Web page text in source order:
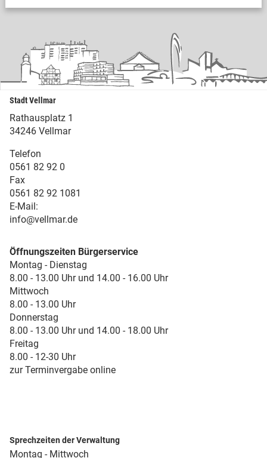
Stadt Vellmar
Rathausplatz 1
34246 Vellmar
Telefon
0561 82 92 0
Fax
0561 82 92 1081
E-Mail:
info@vellmar.de
Öffnungszeiten Bürgerservice
Montag - Dienstag
8.00 - 13.00 Uhr und 14.00 - 16.00 Uhr
Mittwoch
8.00 - 13.00 Uhr
Donnerstag
8.00 - 13.00 Uhr und 14.00 - 18.00 Uhr
Freitag
8.00 - 12-30 Uhr
zur Terminvergabe online
Sprechzeiten der Verwaltung
Montag - Mittwoch